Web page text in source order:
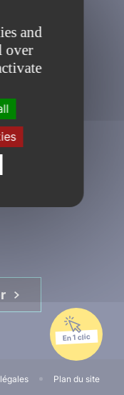
Plan du site
En 1 clic
and
over